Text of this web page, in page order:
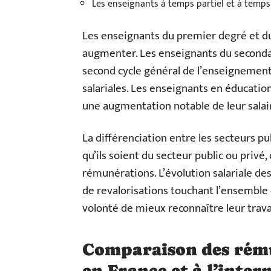
Les enseignants à temps partiel et à
Les enseignants du premier degré et
augmenter. Les enseignants du
second cycle général de
salariales. Les enseignants en
une augmentation notable de leur
La différenciation entre les secteurs
qu’ils soient du secteur public ou
rémunérations. L’évolution salariale
de revalorisations touchant
volonté de mieux reconnaître leur
Comparaison des